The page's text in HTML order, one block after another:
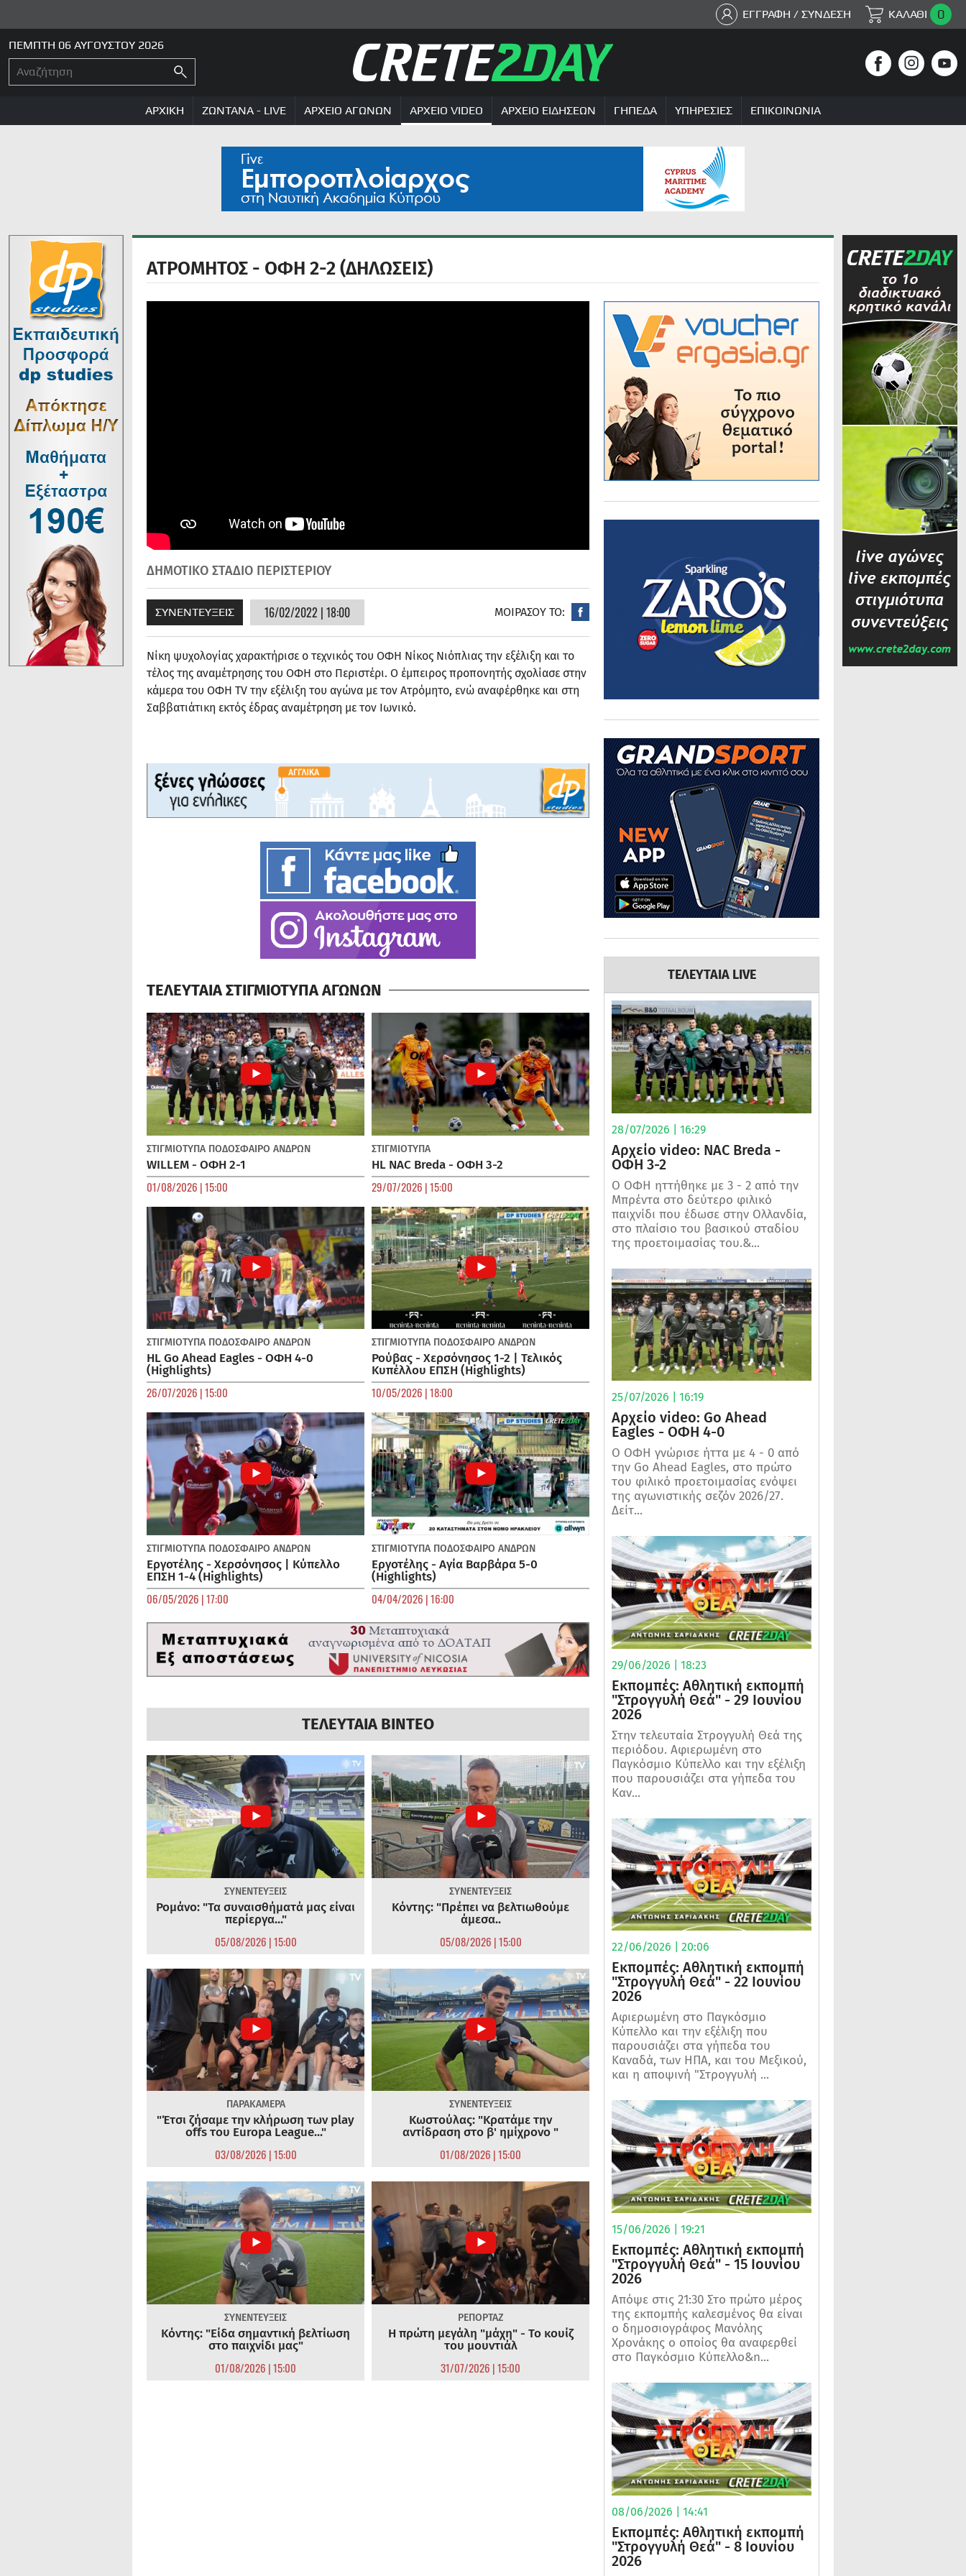
ΕΓΓΡΑΦΗ / ΣΥΝΔΕΣΗ ΚΑΛΑΘΙ 0
ΠΕΜΠΤΗ 06 ΑΥΓΟΥΣΤΟΥ 2026
ΑΡΧΙΚΗ ΖΩΝΤΑΝΑ - LIVE ΑΡΧΕΙΟ ΑΓΩΝΩΝ ΑΡΧΕΙΟ VIDEO ΑΡΧΕΙΟ ΕΙΔΗΣΕΩΝ ΓΗΠΕΔΑ ΥΠΗΡΕΣΙΕΣ ΕΠΙΚΟΙΝΩΝΙΑ
ΑΤΡΟΜΗΤΟΣ - ΟΦΗ 2-2 (ΔΗΛΩΣΕΙΣ)
ΔΗΜΟΤΙΚΟ ΣΤΑΔΙΟ ΠΕΡΙΣΤΕΡΙΟΥ
ΣΥΝΕΝΤΕΥΞΕΙΣ 16/02/2022 | 18:00 ΜΟΙΡΑΣΟΥ ΤΟ:
Νίκη ψυχολογίας χαρακτήρισε ο τεχνικός του ΟΦΗ Νίκος Νιόπλιας την εξέλιξη και το
τέλος της αναμέτρησης του ΟΦΗ στο Περιστέρι. Ο έμπειρος προπονητής σχολίασε στην
κάμερα του ΟΦΗ TV την εξέλιξη του αγώνα με τον Ατρόμητο, ενώ αναφέρθηκε και στη
Σαββατιάτικη εκτός έδρας αναμέτρηση με τον Ιωνικό.
ΤΕΛΕΥΤΑΙΑ ΣΤΙΓΜΙΟΤΥΠΑ ΑΓΩΝΩΝ
ΣΤΙΓΜΙΟΤΥΠΑ ΠΟΔΌΣΦΑΙΡΟ ΑΝΔΡΏΝ
WILLEM - ΟΦΗ 2-1
01/08/2026 | 15:00
ΣΤΙΓΜΙΟΤΥΠΑ
HL NAC Breda - ΟΦΗ 3-2
29/07/2026 | 15:00
ΣΤΙΓΜΙΟΤΥΠΑ ΠΟΔΌΣΦΑΙΡΟ ΑΝΔΡΏΝ
HL Go Ahead Eagles - ΟΦΗ 4-0
(Highlights)
26/07/2026 | 15:00
ΣΤΙΓΜΙΟΤΥΠΑ ΠΟΔΌΣΦΑΙΡΟ ΑΝΔΡΏΝ
Ρούβας - Χερσόνησος 1-2 | Τελικός
Κυπέλλου ΕΠΣΗ (Highlights)
10/05/2026 | 18:00
ΣΤΙΓΜΙΟΤΥΠΑ ΠΟΔΌΣΦΑΙΡΟ ΑΝΔΡΏΝ
Εργοτέλης - Χερσόνησος | Κύπελλο
ΕΠΣΗ 1-4 (Highlights)
06/05/2026 | 17:00
ΣΤΙΓΜΙΟΤΥΠΑ ΠΟΔΌΣΦΑΙΡΟ ΑΝΔΡΏΝ
Εργοτέλης - Αγία Βαρβάρα 5-0
(Highlights)
04/04/2026 | 16:00
ΤΕΛΕΥΤΑΙΑ ΒΙΝΤΕΟ
ΣΥΝΕΝΤΕΥΞΕΙΣ
Ρομάνο: "Τα συναισθήματά μας είναι
περίεργα..."
05/08/2026 | 15:00
ΣΥΝΕΝΤΕΥΞΕΙΣ
Κόντης: "Πρέπει να βελτιωθούμε
άμεσα..
05/08/2026 | 15:00
ΠΑΡΑΚΑΜΕΡΑ
"Έτσι ζήσαμε την κλήρωση των play
offs του Europa League..."
03/08/2026 | 15:00
ΣΥΝΕΝΤΕΥΞΕΙΣ
Κωστούλας: "Κρατάμε την
αντίδραση στο β' ημίχρονο "
01/08/2026 | 15:00
ΣΥΝΕΝΤΕΥΞΕΙΣ
Κόντης: "Είδα σημαντική βελτίωση
στο παιχνίδι μας"
01/08/2026 | 15:00
ΡΕΠΟΡΤΑΖ
Η πρώτη μεγάλη "μάχη" - Το κουίζ
του μουντιάλ
31/07/2026 | 15:00
ΤΕΛΕΥΤΑΙΑ LIVE
28/07/2026 | 16:29
Αρχείο video: NAC Breda -
ΟΦΗ 3-2
Ο ΟΦΗ ηττήθηκε με 3 - 2 από την
Μπρέντα στο δεύτερο φιλικό
παιχνίδι που έδωσε στην Ολλανδία,
στο πλαίσιο του βασικού σταδίου
της προετοιμασίας του.&...
25/07/2026 | 16:19
Αρχείο video: Go Ahead
Eagles - ΟΦΗ 4-0
Ο ΟΦΗ γνώρισε ήττα με 4 - 0 από
την Go Ahead Eagles, στο πρώτο
του φιλικό προετοιμασίας ενόψει
της αγωνιστικής σεζόν 2026/27.
Δείτ...
29/06/2026 | 18:23
Εκπομπές: Αθλητική εκπομπή
"Στρογγυλή Θεά" - 29 Ιουνίου
2026
Στην τελευταία Στρογγυλή Θεά της
περιόδου. Αφιερωμένη στο
Παγκόσμιο Κύπελλο και την εξέλιξη
που παρουσιάζει στα γήπεδα του
Καν...
22/06/2026 | 20:06
Εκπομπές: Αθλητική εκπομπή
"Στρογγυλή Θεά" - 22 Ιουνίου
2026
Αφιερωμένη στο Παγκόσμιο
Κύπελλο και την εξέλιξη που
παρουσιάζει στα γήπεδα του
Καναδά, των ΗΠΑ, και του Μεξικού,
και η αποψινή "Στρογγυλή ...
15/06/2026 | 19:21
Εκπομπές: Αθλητική εκπομπή
"Στρογγυλή Θεά" - 15 Ιουνίου
2026
Απόψε στις 21:30 Στο πρώτο μέρος
της εκπομπής καλεσμένος θα είναι
ο δημοσιογράφος Μανόλης
Χρονάκης ο οποίος θα αναφερθεί
στο Παγκόσμιο Κύπελλο&n...
08/06/2026 | 14:41
Εκπομπές: Αθλητική εκπομπή
"Στρογγυλή Θεά" - 8 Ιουνίου
2026